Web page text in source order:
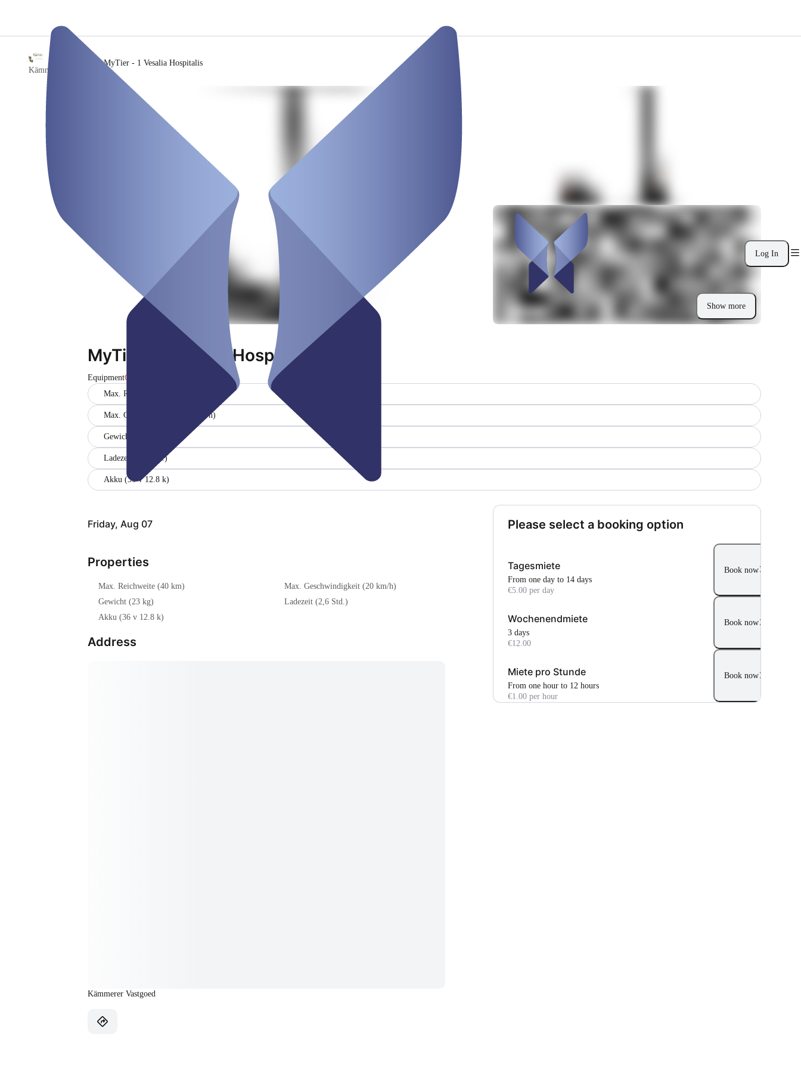
Log In
Kämmerer Vastgoed
/MyTier - 1 Vesalia Hospitalis
Show more
MyTier - 1 Vesalia Hospitalis
EquipmentClosed
Max. Reichweite (40 km)
Max. Geschwindigkeit (20 km/h)
Gewicht (23 kg)
Ladezeit (2,6 Std.)
Akku (36 v 12.8 k)
Friday, Aug 07
Properties
Max. Reichweite (40 km)
Max. Geschwindigkeit (20 km/h)
Gewicht (23 kg)
Ladezeit (2,6 Std.)
Akku (36 v 12.8 k)
Address
Kämmerer Vastgoed
Please select a booking option
Tagesmiete
From one day to 14 days
€5.00 per day
Book now
Wochenendmiete
3 days
€12.00
Book now
Miete pro Stunde
From one hour to 12 hours
€1.00 per hour
Book now